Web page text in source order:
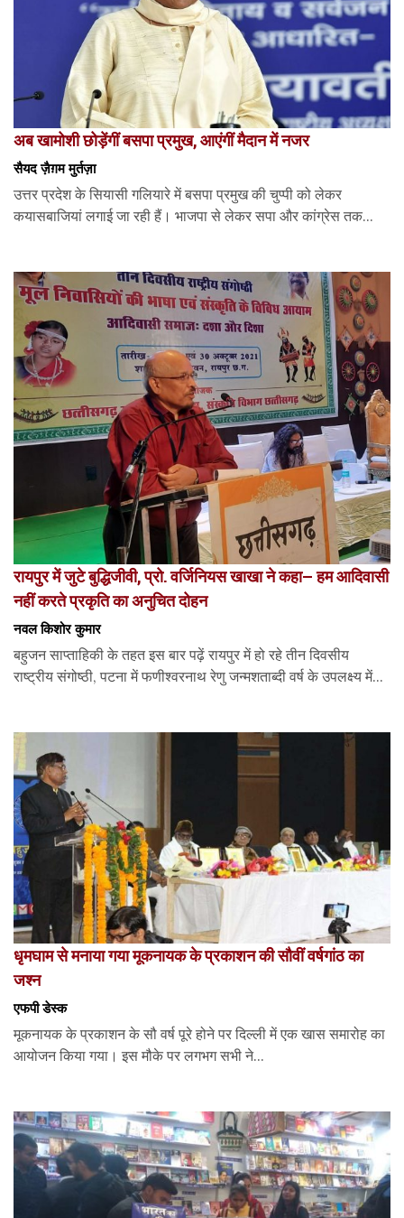
अब खामोशी छोड़ेंगीं बसपा प्रमुख, आएंगीं मैदान में नजर
सैयद ज़ैग़म मुर्तज़ा
उत्तर प्रदेश के सियासी गलियारे में बसपा प्रमुख की चुप्पी को लेकर
कयासबाजियां लगाई जा रही हैं। भाजपा से लेकर सपा और कांग्रेस तक...
रायपुर में जुटे बुद्धिजीवी, प्रो. वर्जिनियस खाखा ने कहा– हम आदिवासी
नहीं करते प्रकृति का अनुचित दोहन
नवल किशोर कुमार
बहुजन साप्ताहिकी के तहत इस बार पढ़ें रायपुर में हो रहे तीन दिवसीय
राष्ट्रीय संगोष्ठी, पटना में फणीश्वरनाथ रेणु जन्मशताब्दी वर्ष के उपलक्ष्य में...
धृमघाम से मनाया गया मूकनायक के प्रकाशन की सौवीं वर्षगांठ का
जश्न
एफपी डेस्‍क
मूकनायक के प्रकाशन के सौ वर्ष पूरे होने पर दिल्ली में एक खास समारोह का
आयोजन किया गया। इस मौके पर लगभग सभी ने...